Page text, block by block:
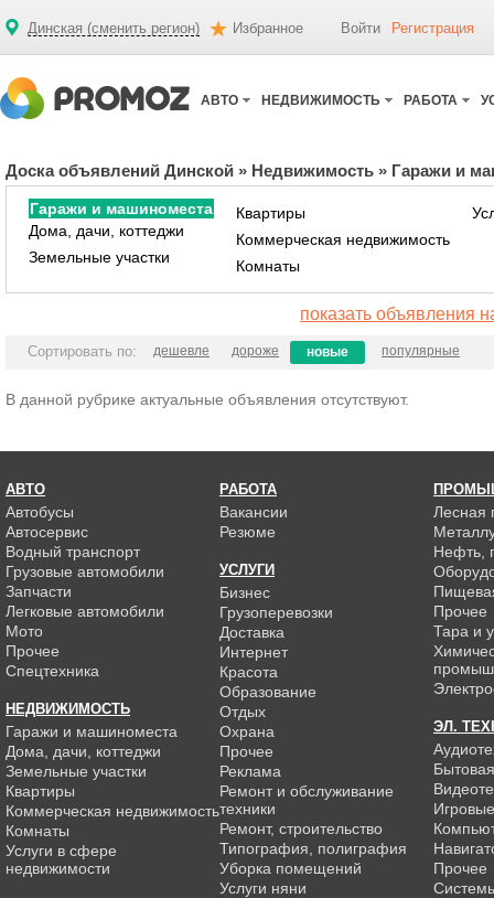
Динская (сменить регион) Избранное Войти Регистрация
АВТО НЕДВИЖИМОСТЬ РАБОТА
Доска объявлений Динской » Недвижимость » Гаражи и
Гаражи и машиноместа
Дома, дачи, коттеджи
Земельные участки
Квартиры
Коммерческая недвижимость
Комнаты
показать объявления
Сортировать по: дешевле дороже новые популярные
В данной рубрике актуальные объявления отсутствуют.
АВТО
Автобусы
Автосервис
Водный транспорт
Грузовые автомобили
Запчасти
Легковые автомобили
Мото
Прочее
Спецтехника
НЕДВИЖИМОСТЬ
Гаражи и машиноместа
Дома, дачи, коттеджи
Земельные участки
Квартиры
Коммерческая недвижимость
Комнаты
Услуги в сфере
недвижимости
РАБОТА
Вакансии
Резюме
УСЛУГИ
Бизнес
Грузоперевозки
Доставка
Интернет
Красота
Образование
Отдых
Охрана
Прочее
Реклама
Ремонт и обслуживание
техники
Ремонт, строительство
Типография, полиграфия
Уборка помещений
Услуги няни
Лесная
Нефть,
Прочее
Тара и
ЭЛ.
Прочее